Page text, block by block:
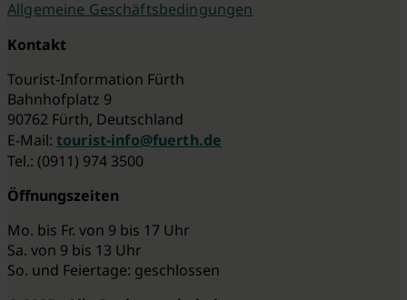
Allgemeine Geschäftsbedingungen
Kontakt
Tourist-Information Fürth
Bahnhofplatz 9
90762 Fürth, Deutschland
E-Mail: tourist-info@fuerth.de
Tel.: (0911) 974 3500
Öffnungszeiten
Mo. bis Fr. von 9 bis 17 Uhr
Sa. von 9 bis 13 Uhr
So. und Feiertage: geschlossen